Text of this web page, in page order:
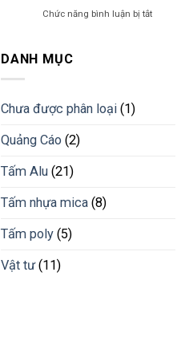
lam
Chức năng bình luận bị tắtở
DANH MỤC
Chưa được phân loại (1)
Quảng Cáo (2)
Tấm Alu (21)
Tấm nhựa mica (8)
Tấm poly (5)
Vật tư(11)